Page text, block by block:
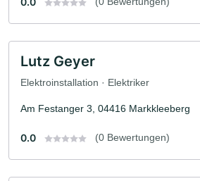
Lutz Geyer
Elektroinstallation · Elektriker
Am Festanger 3, 04416 Markkleeberg
0.0 (0 Bewertungen)